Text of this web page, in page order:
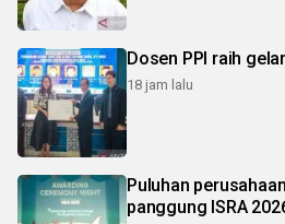
Dosen PPI raih
18 jam lalu
Puluhan
panggung ISRA